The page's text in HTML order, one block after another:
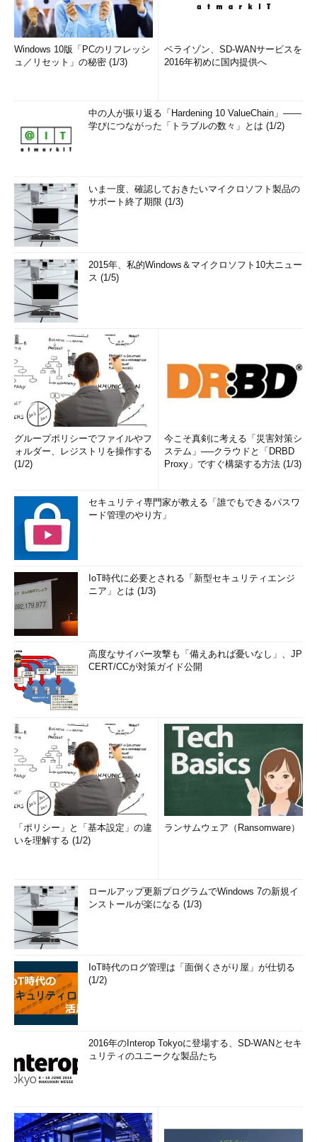
Windows 10版「PCのリフレッシ
ュ／リセット」の秘密 (1/3)
ベライゾン、SD-WANサービスを
2016年初めに国内提供へ
中の人が振り返る「Hardening 10 ValueChain」――
学びにつながった「トラブルの数々」とは (1/2)
いま一度、確認しておきたいマイクロソフト製品の
サポート終了期限 (1/3)
2015年、私的Windows＆マイクロソフト10大ニュー
ス (1/5)
グループポリシーでファイルやフ
ォルダー、レジストリを操作する
(1/2)
今こそ真剣に考える「災害対策シ
ステム」──クラウドと「DRBD
Proxy」ですぐ構築する方法 (1/3)
セキュリティ専門家が教える「誰でもできるパスワ
ード管理のやり方」
IoT時代に必要とされる「新型セキュリティエンジ
ニア」とは (1/3)
高度なサイバー攻撃も「備えあれば憂いなし」、JP
CERT/CCが対策ガイド公開
「ポリシー」と「基本設定」の違
いを理解する (1/2)
ランサムウェア（Ransomware）
ロールアップ更新プログラムでWindows 7の新規イ
ンストールが楽になる (1/3)
IoT時代のログ管理は「面倒くさがり屋」が仕切る
(1/2)
2016年のInterop Tokyoに登場する、SD-WANとセキ
ュリティのユニークな製品たち